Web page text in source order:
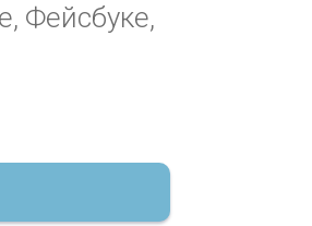
Фейсбуке,